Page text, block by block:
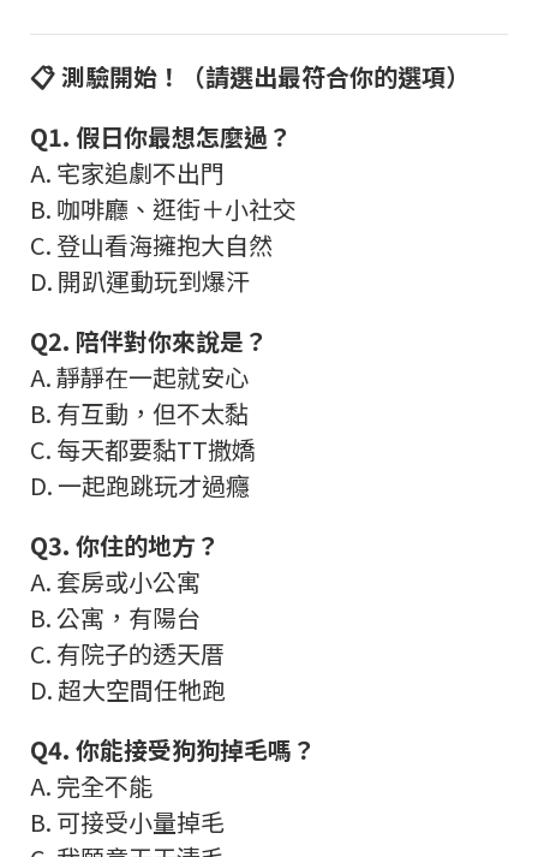
📋測驗開始！（請選出最符合你的選項）
Q1. 假日你最想怎麼過？
A. 宅家追劇不出門
B. 咖啡廳、逛街＋小社交
C. 登山看海擁抱大自然
D. 開趴運動玩到爆汗
Q2. 陪伴對你來說是？
A.靜靜在一起就安心
B. 有互動，但不太黏
C. 每天都要黏TT撒嬌
D.一起跑跳玩才過癮
Q3. 你住的地方？
A. 套房或小公寓
B.公寓，有陽台
C. 有院子的透天厝
D. 超大空間任牠跑
Q4. 你能接受狗狗掉毛嗎？
A. 完全不能
B. 可接受小量掉毛